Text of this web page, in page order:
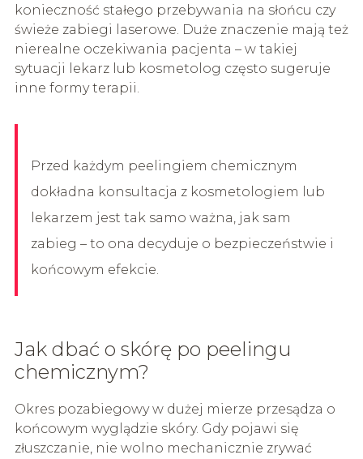
konieczność stałego przebywania na słońcu czy
świeże zabiegi laserowe. Duże znaczenie mają też
nierealne oczekiwania pacjenta – w takiej
sytuacji lekarz lub kosmetolog często sugeruje
inne formy terapii.
Przed każdym peelingiem chemicznym
dokładna konsultacja z kosmetologiem lub
lekarzem jest tak samo ważna, jak sam
zabieg – to ona decyduje o bezpieczeństwie i
końcowym efekcie.
Jak dbać o skórę po peelingu
chemicznym?
Okres pozabiegowy w dużej mierze przesądza o
końcowym wyglądzie skóry. Gdy pojawi się
złuszczanie, nie wolno mechanicznie zrywać